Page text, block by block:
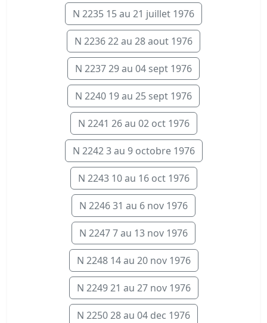
N 2235 15 au 21 juillet 1976
N 2236 22 au 28 aout 1976
N 2237 29 au 04 sept 1976
N 2240 19 au 25 sept 1976
N 2241 26 au 02 oct 1976
N 2242 3 au 9 octobre 1976
N 2243 10 au 16 oct 1976
N 2246 31 au 6 nov 1976
N 2247 7 au 13 nov 1976
N 2248 14 au 20 nov 1976
N 2249 21 au 27 nov 1976
N 2250 28 au 04 dec 1976